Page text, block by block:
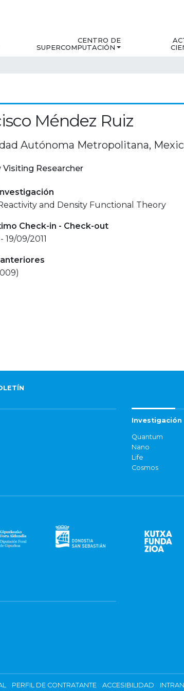
CENTRO DE
SUPERCOMPUTACIÓN
Méndez Ruiz
Autónoma Metropolitana,
Researcher
and Density Functional Theory
Check-in - Check-out
19/09/2011
Investigación
Quantum
Nano
Life
Cosmos
PERFIL DE CONTRATANTE ACCESIBILIDAD